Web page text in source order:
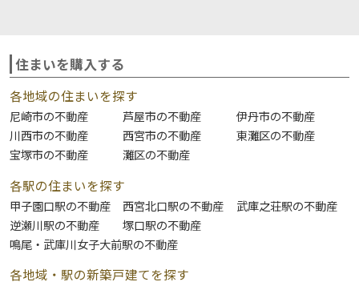
住まいを購入する
各地域の住まいを探す
尼崎市の不動産 芦屋市の不動産
伊丹市の不動産
川西市の不動産
西宮市の不動産
東灘区の不動産
宝塚市の不動産
灘区の不動産
各駅の住まいを探す
甲子園口駅の不動産 西宮北口駅の不動産
武庫之荘駅の不動産
逆瀬川駅の不動産
塚口駅の不動産
鳴尾・武庫川女子大前駅の不動産
各地域・駅の新築戸建てを探す